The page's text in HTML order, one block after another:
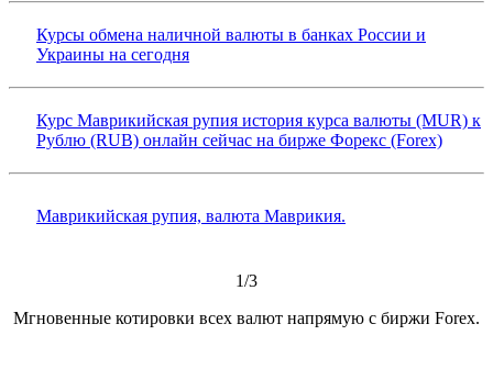
Курсы обмена наличной валюты в банках России и
Украины на сегодня
Курс Маврикийская рупия история курса валюты (MUR) к
Рублю (RUB) онлайн сейчас на бирже Форекс (Forex)
Маврикийская рупия, валюта Маврикия.
1/3
Мгновенные котировки всех валют напрямую с биржи Forex.